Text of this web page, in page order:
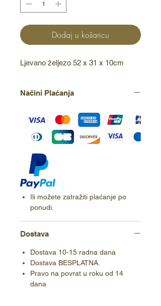
Dodaj u košaricu
Ljevano željezo 52 x 31 x 10cm
Načini Plaćanja
Ili možete zatražiti plaćanje po
ponudi.
Dostava
Dostava 10-15 radna dana
Dostava BESPLATNA.
Pravo na povrat u roku od 14
dana